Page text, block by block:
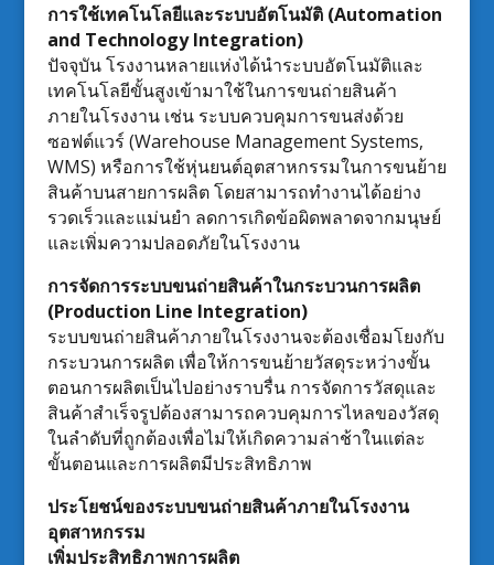
การใช้เทคโนโลยีและระบบอัตโนมัติ (Automation
and Technology Integration)
ปัจจุบัน โรงงานหลายแห่งได้นำระบบอัตโนมัติและ
เทคโนโลยีขั้นสูงเข้ามาใช้ในการขนถ่ายสินค้า
ภายในโรงงาน เช่น ระบบควบคุมการขนส่งด้วย
ซอฟต์แวร์ (Warehouse Management Systems,
WMS) หรือการใช้หุ่นยนต์อุตสาหกรรมในการขนย้าย
สินค้าบนสายการผลิต โดยสามารถทำงานได้อย่าง
รวดเร็วและแม่นยำ ลดการเกิดข้อผิดพลาดจากมนุษย์
และเพิ่มความปลอดภัยในโรงงาน
การจัดการระบบขนถ่ายสินค้าในกระบวนการผลิต
(Production Line Integration)
ระบบขนถ่ายสินค้าภายในโรงงานจะต้องเชื่อมโยงกับ
กระบวนการผลิต เพื่อให้การขนย้ายวัสดุระหว่างขั้น
ตอนการผลิตเป็นไปอย่างราบรื่น การจัดการวัสดุและ
สินค้าสำเร็จรูปต้องสามารถควบคุมการไหลของวัสดุ
ในลำดับที่ถูกต้องเพื่อไม่ให้เกิดความล่าช้าในแต่ละ
ขั้นตอนและการผลิตมีประสิทธิภาพ
ประโยชน์ของระบบขนถ่ายสินค้าภายในโรงงาน
อุตสาหกรรม
เพิ่มประสิทธิภาพการผลิต